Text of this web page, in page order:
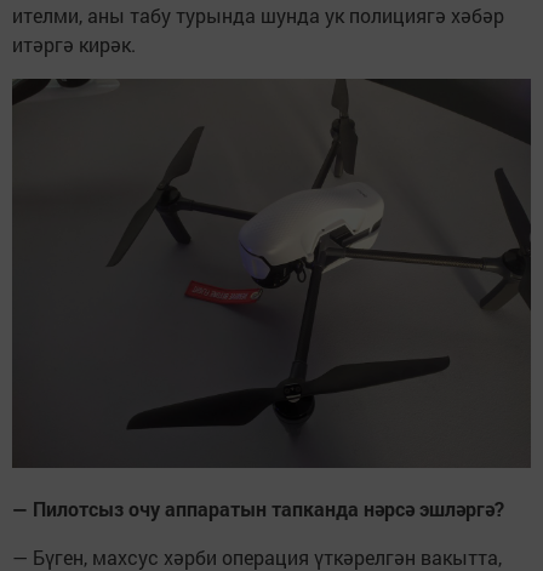
ителми, аны табу турында шунда ук полициягә хәбәр
итәргә кирәк.
— Пилотсыз очу аппаратын тапканда нәрсә эшләргә?
— Бүген, махсус хәрби операция үткәрелгән вакытта,